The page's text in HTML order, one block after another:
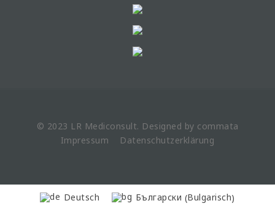
© 2023 LR Mediconsult. Designed by commata
Impressum
Datenschutzerklärung
Deutsch Български (Bulgarisch)